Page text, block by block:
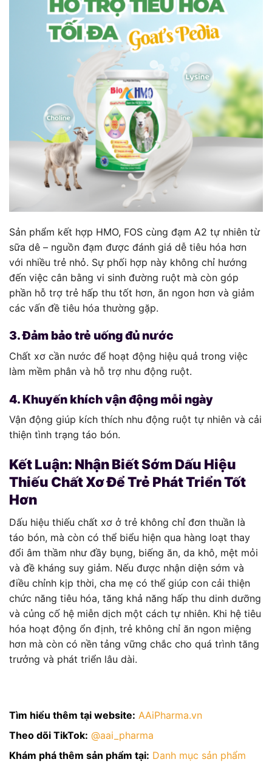
Sản phẩm kết hợp HMO, FOS cùng đạm A2 tự nhiên từ
sữa dê – nguồn đạm được đánh giá dễ tiêu hóa hơn
với nhiều trẻ nhỏ. Sự phối hợp này không chỉ hướng
đến việc cân bằng vi sinh đường ruột mà còn góp
phần hỗ trợ trẻ hấp thu tốt hơn, ăn ngon hơn và giảm
các vấn đề tiêu hóa thường gặp.
3. Đảm bảo trẻ uống đủ nước
Chất xơ cần nước để hoạt động hiệu quả trong việc
làm mềm phân và hỗ trợ nhu động ruột.
4. Khuyến khích vận động mỗi ngày
Vận động giúp kích thích nhu động ruột tự nhiên và cải
thiện tình trạng táo bón.
Kết Luận: Nhận Biết Sớm Dấu Hiệu
Thiếu Chất Xơ Để Trẻ Phát Triển Tốt
Hơn
Dấu hiệu thiếu chất xơ ở trẻ không chỉ đơn thuần là
táo bón, mà còn có thể biểu hiện qua hàng loạt thay
đổi âm thầm như đầy bụng, biếng ăn, da khô, mệt mỏi
và đề kháng suy giảm. Nếu được nhận diện sớm và
điều chỉnh kịp thời, cha mẹ có thể giúp con cải thiện
chức năng tiêu hóa, tăng khả năng hấp thu dinh dưỡng
và củng cố hệ miễn dịch một cách tự nhiên. Khi hệ tiêu
hóa hoạt động ổn định, trẻ không chỉ ăn ngon miệng
hơn mà còn có nền tảng vững chắc cho quá trình tăng
trưởng và phát triển lâu dài.
Tìm hiểu thêm tại website: AAiPharma.vn
Theo dõi TikTok: @aai_pharma
Khám phá thêm sản phẩm tại: Danh mục sản phẩm